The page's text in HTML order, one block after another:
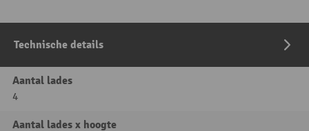
Technische details
Aantal lades
4
Aantal lades x hoogte